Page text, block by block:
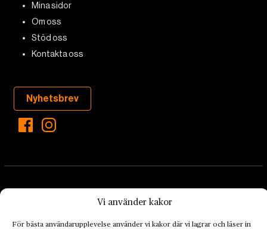
Vi använder kakor
För bästa användarupplevelse använder vi kakor där vi lagrar och läser in
Mina sidor
Om oss
Stöd oss
Kontakta oss
Nyhetsbrev